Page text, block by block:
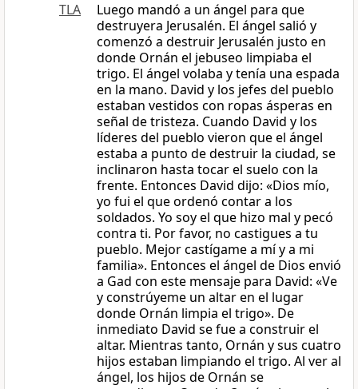
TLA
Luego mandó a un ángel para que
destruyera Jerusalén. El ángel salió y
comenzó a destruir Jerusalén justo en
donde Ornán el jebuseo limpiaba el
trigo. El ángel volaba y tenía una espada
en la mano. David y los jefes del pueblo
estaban vestidos con ropas ásperas en
señal de tristeza. Cuando David y los
líderes del pueblo vieron que el ángel
estaba a punto de destruir la ciudad, se
inclinaron hasta tocar el suelo con la
frente. Entonces David dijo: «Dios mío,
yo fui el que ordenó contar a los
soldados. Yo soy el que hizo mal y pecó
contra ti. Por favor, no castigues a tu
pueblo. Mejor castígame a mí y a mi
familia». Entonces el ángel de Dios envió
a Gad con este mensaje para David: «Ve
y constrúyeme un altar en el lugar
donde Ornán limpia el trigo». De
inmediato David se fue a construir el
altar. Mientras tanto, Ornán y sus cuatro
hijos estaban limpiando el trigo. Al ver al
ángel, los hijos de Ornán se